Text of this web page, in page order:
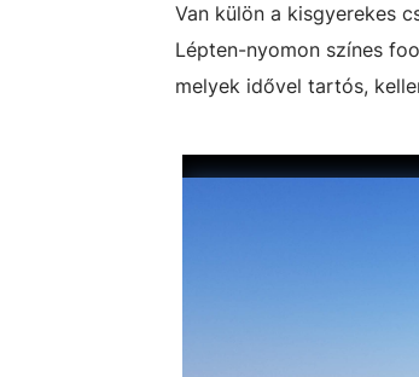
Van külön a kisgyerekes
Lépten-nyomon színes
melyek idővel tartós,